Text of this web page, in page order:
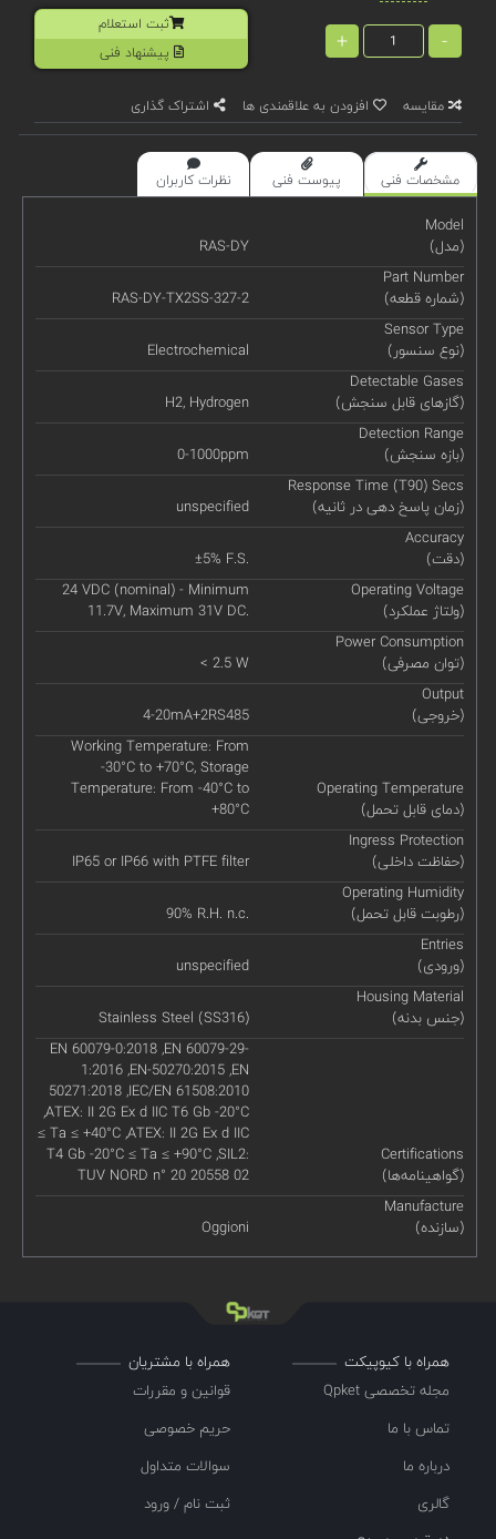
-
+
ثبت استعلام
پیشنهاد فنی
مقایسه افزودن به علاقمندی ها اشتراک گذاری
مشخصات فنی پیوست فنی نظرات کاربران
Model
(مدل)
RAS-DY
Part Number
(شماره قطعه)
RAS-DY-TX2SS-327-2
Sensor Type
(نوع سنسور)
Electrochemical
Detectable Gases
(گازهای قابل سنجش)
H2, Hydrogen
Detection Range
(بازه سنجش)
0-1000ppm
Response Time (T90) Secs
(زمان پاسخ دهی در ثانیه)
unspecified
Accuracy
(دقت)
±5% F.S.
Operating Voltage
(ولتاژ عملکرد)
24 VDC (nominal) - Minimum
11.7V, Maximum 31V DC.
Power Consumption
(توان مصرفی)
< 2.5 W
Output
(خروجی)
4-20mA+2RS485
Operating Temperature
(دمای قابل تحمل)
Working Temperature: From
-30°C to +70°C, Storage
Temperature: From -40°C to
+80°C
Ingress Protection
(حفاظت داخلی)
IP65 or IP66 with PTFE filter
Operating Humidity
(رطوبت قابل تحمل)
90% R.H. n.c.
Entries
(ورودی)
unspecified
Housing Material
(جنس بدنه)
Stainless Steel (SS316)
Certifications
(گواهینامه‌ها)
EN 60079-0:2018 ,EN 60079-29-
1:2016 ,EN-50270:2015 ,EN
50271:2018 ,IEC/EN 61508:2010
,ATEX: II 2G Ex d IIC T6 Gb -20°C
≤ Ta ≤ +40°C ,ATEX: II 2G Ex d IIC
T4 Gb -20°C ≤ Ta ≤ +90°C ,SIL2:
TUV NORD n° 20 20558 02
Manufacture
(سازنده)
Oggioni
همراه با کیوپیکت
مجله تخصصی Qpket
تماس با ما
درباره ما
گالری
همراه با مشتریان
قوانین و مقررات
حریم خصوصی
سوالات متداول
ثبت نام / ورود